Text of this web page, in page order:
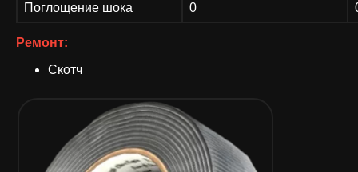
Поглощение шока 0
Ремонт:
Скотч